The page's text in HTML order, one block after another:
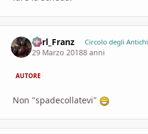
Karl_Franz Circolo degli Antichi
29 Marzo 20188 anni
AUTORE
Non "spadecollatevi"